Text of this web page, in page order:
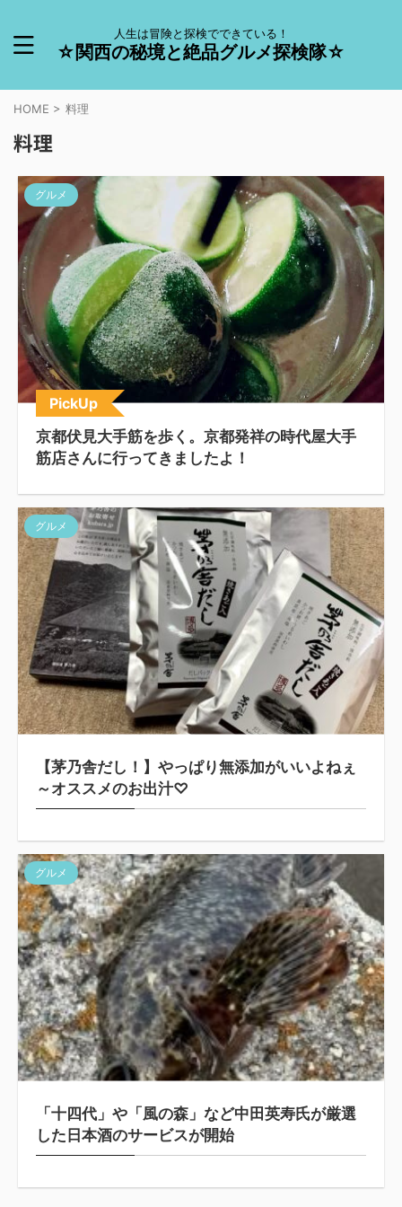
人生は冒険と探検でできている！
☆関西の秘境と絶品グルメ探検隊☆
HOME > 料理
料理
グルメ
PickUp
京都伏見大手筋を歩く。京都発祥の時代屋大手
筋店さんに行ってきましたよ！
グルメ
【茅乃舎だし！】やっぱり無添加がいいよねぇ
～オススメのお出汁♡
グルメ
「十四代」や「風の森」など中田英寿氏が厳選
した日本酒のサービスが開始